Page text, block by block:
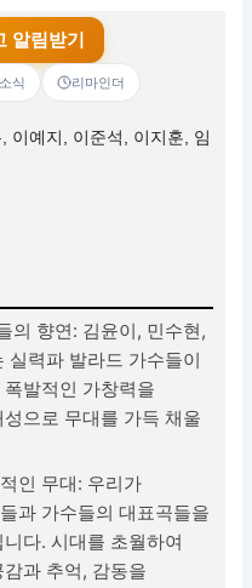
알림받기
식 리마인더
이예지, 이준석, 이지훈, 임
의 향연: 김윤이, 민수현,
실력파 발라드 가수들이
발적인 가창력을
으로 무대를 가득 채울
인 무대: 우리가
과 가수들의 대표곡들을
다. 시대를 초월하여
과 추억, 감동을